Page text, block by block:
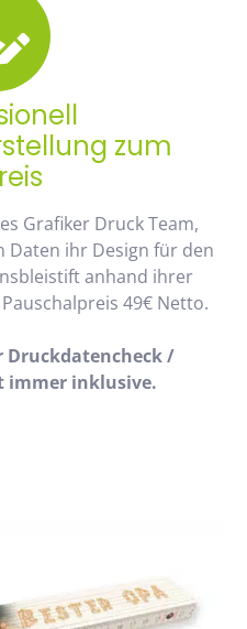
zum
Grafiker Druck Team,
ihr Design für den
anhand ihrer
49€ Netto.
Druckdatencheck /
immer inklusive.